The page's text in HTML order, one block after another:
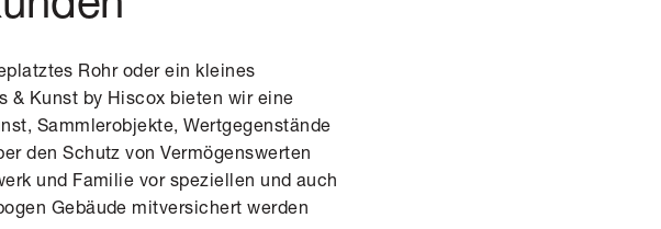
Rohr oder ein kleines
& Kunst by Hiscox bieten wir eine
Sammlerobjekte, Wertgegenstände
den Schutz von Vermögenswerten
und Familie vor speziellen und auch
Gebäude mitversichert werden